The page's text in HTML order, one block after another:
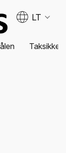
LT